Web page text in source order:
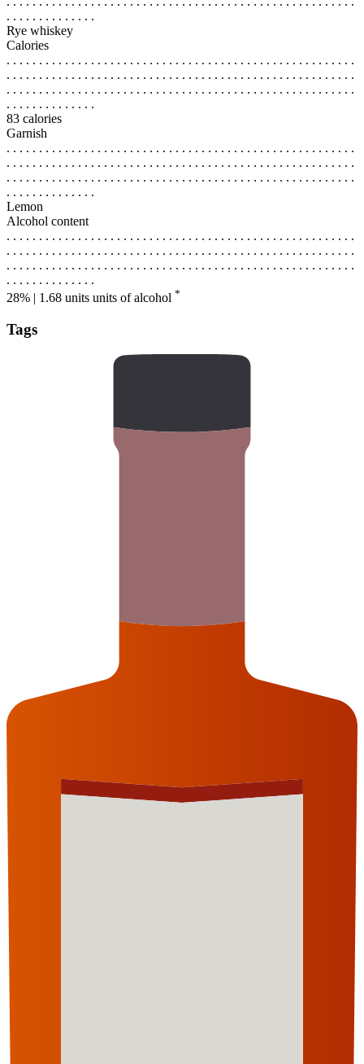
. . . . . . . . . . . . . .
Rye whiskey
Calories
. . . . . . . . . . . . . . . . . . . . . . . . . . . . . . . . . . . . . . . . . . . . . . . . . . . . . .
. . . . . . . . . . . . . . . . . . . . . . . . . . . . . . . . . . . . . . . . . . . . . . . . . . . . . .
. . . . . . . . . . . . . . . . . . . . . . . . . . . . . . . . . . . . . . . . . . . . . . . . . . . . . .
. . . . . . . . . . . . . .
83 calories
Garnish
. . . . . . . . . . . . . . . . . . . . . . . . . . . . . . . . . . . . . . . . . . . . . . . . . . . . . .
. . . . . . . . . . . . . . . . . . . . . . . . . . . . . . . . . . . . . . . . . . . . . . . . . . . . . .
. . . . . . . . . . . . . . . . . . . . . . . . . . . . . . . . . . . . . . . . . . . . . . . . . . . . . .
. . . . . . . . . . . . . .
Lemon
Alcohol content
. . . . . . . . . . . . . . . . . . . . . . . . . . . . . . . . . . . . . . . . . . . . . . . . . . . . . .
. . . . . . . . . . . . . . . . . . . . . . . . . . . . . . . . . . . . . . . . . . . . . . . . . . . . . .
. . . . . . . . . . . . . . . . . . . . . . . . . . . . . . . . . . . . . . . . . . . . . . . . . . . . . .
. . . . . . . . . . . . . .
28% | 1.68 units units of alcohol *
Tags